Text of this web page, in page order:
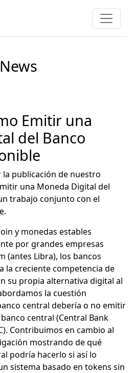
News
Emitir una
del Banco
publicación de nuestro
una Moneda Digital del
trabajo conjunto con el
.
y monedas estables
por grandes empresas
(antes Libra), los bancos
la creciente competencia de
su propia alternativa digital al
la cuestión
central debería o no emitir
central (Central Bank
Contribuimos en cambio al
mostrando de qué
podría hacerlo si así lo
sistema basado en tokens sin